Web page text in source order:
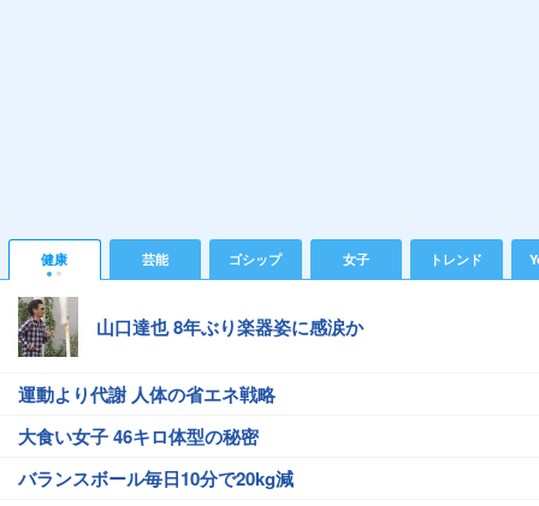
健康 芸能 ゴシップ 女子 トレンド
山口達也 8年ぶり楽器姿に感涙か
運動より代謝 人体の省エネ戦略
大食い女子 46キロ体型の秘密
バランスボール毎日10分で20kg減